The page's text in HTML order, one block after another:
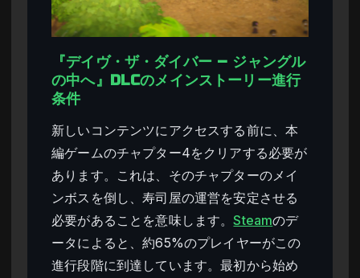
『デイヴ・ザ・ダイバー – ジャングル
の中へ』DLCのメインストーリー進行
条件
新しいコンテンツにアクセスする前に、本
編ゲームのチャプター4をクリアする必要が
あります。これは、そのチャプターのメイ
ンボスを倒し、寿司屋の運営を安定させる
必要があることを意味します。Steamのデ
ータによると、約65%のプレイヤーがこの
進行段階に到達しています。最初から始め